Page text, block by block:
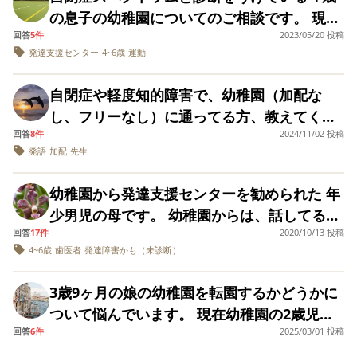
分の事として理解で
きるのか？ 分からな
い部分はあります
が、 本人に転園する
事を聞いてみる、 転
園候補の幼稚園を見
に行き反応を見るし
かないでしょうか？
療育園へは、再度子
供を連れて実際に見
学や体験に行く事は
レットなどを見せる
しか方法はないで
す。 就学後の進路
は、支援級を希望し
ています。 文章が長
くなり大変恐縮です
イスをお聞かせ下さ
い！
の地域では非常に稀
なので、今回のチャ
ま就学までは幼稚園
なのかも、とも思い
ます。。 保育園の入
園希望締め切りは7/7
で、ただただ焦って
いるだけなのか、考
いです。
り、遊ぶのＯＫ、朝の会や帰りの会に参加し
なくてＯＫ， 先生の話を聞く時に、椅子の上
に立ったり、寝転がってもＯＫ･･･などなど。
（今の幼稚園のメリット） ・同じ小学校学区
の子どもたちが多い。 ・子育てに関して、価
値観が似ている親が多い。 また、「他の子ど
もも育て合いましょう」の方針なので、うち
い。 ・子どもが受け取れる状態なのであれ
ば、質の高い経験ができる。 （たとえば、遊
びの中にロジカルシンキングを交えていると
か、山歩きなども） ・自由保育だけに、子ど
もの見守りのため、フリーの先生の数がとて
も多い。 多分、市内で一番。なので、細やか
にオーダーすれば、いろいろ融通はきく。 入
どは別室にいてもらう形になりますが…お母
さんそれでも良い？」と言われました。 もち
ろんこんな手のかかる息子を預かって頂いて
るので、了承するより他ありません。 その他
にも「本当に健常児とのかかわり合いってだ
けになってしまう…」と心配そうにおっしゃ
っていました。 クラスのお友達も息子がウロ
ウロしていても咎める事なく、むしろ「好き
だよ」と言ってくれています。(運動会でパニ
ックの息子に代わる代わる来ては涙を拭いて
くれるのです…ギャーギャーうるさいのに…)
療育の複数の先生から「療育では得られない
の支援学校には最重度じゃないと入れない。
支援級を見据えても幼稚園へ」と言われ続け
ています。 しかし、上記の様に知的にも自閉
のですが… 息子は新しい環境に慣れるのも一
知り合いがいるから、幼稚園変わらなくてい
す…。 息子は、幼稚園では我慢のみで、 問題
行動は起こしていないようですが、 ストレス
フルのせいか、 家や私の前では癇癪が酷く、
乱暴になり、暴れたり叫んだりします。 今の
幼稚園で、問題なく行動できてるなら、 無理
にでも行かせてれば、よいのでしょうか…？
それとも、二次障害が酷くならないように、
もっと合う幼稚園があるのか…分からないで
すが、 探して変えてあげた方がいいのでしょ
うか…？ 仲良い友達ができたので残念です
が… 幼稚園内ではたいして遊べないようです
ってもダメで、他の園児たちが日頃の成果を
堂々と発表するなか、ずっと泣き続け、普段
ならできることも得意なことも何もせず、た
だただイヤだと訴えて突っ伏していました。
その姿を見て、息子は私の認識よりも毎日辛
い思いをしているのかもしれない、発達年齢
も私の認識よりもっと低いのかもしれないと
目の前が暗くなり、他の子どもたちの成長は
帰ってからは涙が出ました。 幼稚園の先生方
はよくしてくださっていると思います。親身
にもなってくださり、時に厳しい言葉も愛情
を持って言ってくださいます。 ただ、息子に
とっては求められる水準が高すぎるのかもし
れません…。 そんななか近所の小規模保育園
に3歳の空きが出ていて、そこには特別支援枠
て、本人が無理して頑張り過ぎているので
は？ お友達が好きでひょうきんな性格なの
刺激を受けて伸びた部分があると思うが 本人
が心から楽しんでいる時間が少ないのでは？
そろそろ本人が周りの子達との力の差に気が
つき始めるのでは？ 今の時期に大切なこと
は、楽しい時間を過ごしながら、先生に沢山
褒めてもらい認めてもらうことで他者を信頼
すること、自己肯定感を高めることだから、
今いる幼稚園が悪い訳ではないし、力も着い
てきているので、幼稚園の先生からは転園を
何が大切なのか？子供の良い笑顔が見れるの
はどちらなのか？ を良く考えてみられては？
がどんどん開き、うちは少し言っていた発語
がなくなってわー！わー！と騒ぐ日々です。
好きなおもちゃなどで遊んでいる時は騒がな
いです。周りの子は敬語を話せたりルールを
ちゃんと理解しています。保育園でみんなが
ゲームなどする中、端っこでだいたいうちの
子1人かもう1人の子といてそれぞれ個々で遊
しています。保育園自体は楽しんで行ってい
ますが、児童発達支援センターにいる方が気
が楽です。送迎時に同じクラスの保護者の方
がいたらなんだか気まずいです。 働き方など
色々考えているところです。 よろしくお願い
します。
反抗したり、ふざけたりして、毎日怒られて
ました。年少の担任の先生も「毎日怒ってい
ますが、息子さん幼稚園行きたくないってな
ってませんか？」と心配してくださってまし
た。 息子は一度も幼稚園行きたくないって言
わなかったですし、担任の先生を悪く言った
りはしませんでした。 私も、怒られる事をし
ているのだから、怒ってくださいとお願いし
ていました。 年少の時のある日、早く園に着
いた息子が戦いごっこの棒(紙を丸めた柔らか
い物)を、同じクラスのお友達の弟さんに故意
ではないですが、当ててしまって泣かせてし
弟さんに、振り回していた棒がたまたま当た
ってしまって、泣かせてしまいました」と報
告を受けました。 慌てて、謝罪しに行きまし
の息子の幼稚園についてのご相談です。 現在
年中なのですが転園するか悩んでいます。 息
子は癇癪を起こすことはほとんどないのです
意識のある活動（歌や踊り）には参加できな
いことが多いようです。 診断を受けた際の診
断結果では重度自閉と言われています。知的
障害は軽度で療育手帳はB2です。 発達支援セ
ンターや普段の生活では先生や私の補助があ
ると友達との関わりや、苦手なことにも挑戦
できるようになってきていますが、園にいる
ときには全くコミュニケーションがとれてお
らず、遊びの輪にも入れずほぼひとりぼっち
でいるみたいです。 転園を考える理由は以下
の通りです。 ・入園当初、担任に様子を伺う
回答5件
2023/05/20 投稿
発達支援センター 4~6歳 運動
自閉症や軽度知的障害で、幼稚園（加配な
し、フリーなし）に通ってる方、教えてくだ
ます。 年少は3クラスで、1クラスあたり17名
あたり23名に対し担任1名 園定員（年少〜年
長） 140名程度 ※加配制度、フリーの先生は
いない。 自閉傾向ありで、発語がまだ30個く
らい、2語文2個しかなく、集団指示も通らな
いので、2歳0ヶ月〜民間療育に通っていま
す。 現在保育園に通っているのですが、園長
が発達障害に理解がない人で、「発達ゆっく
回答8件
2024/11/02 投稿
発語 加配 先生
幼稚園から発達支援センターを勧められた 年
少男児の母です。 幼稚園からは、話してると
きに視線が合わない、 運動会やお遊戯会の練
習のとき上の空、 お友だちとふざけ始めると
としては、全く発育に心配をしていません。
欲目とかではなく、 家で困ってることはな
回答17件
2020/10/13 投稿
4~6歳 歯医者 発達障害かも（未診断）
3歳9ヶ月の娘の幼稚園を転園するかどうかに
ついて悩んでいます。 現在幼稚園の2歳児ク
回答6件
2025/03/01 投稿